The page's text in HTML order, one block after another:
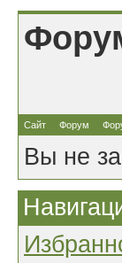
Сайт Форум
Вы не